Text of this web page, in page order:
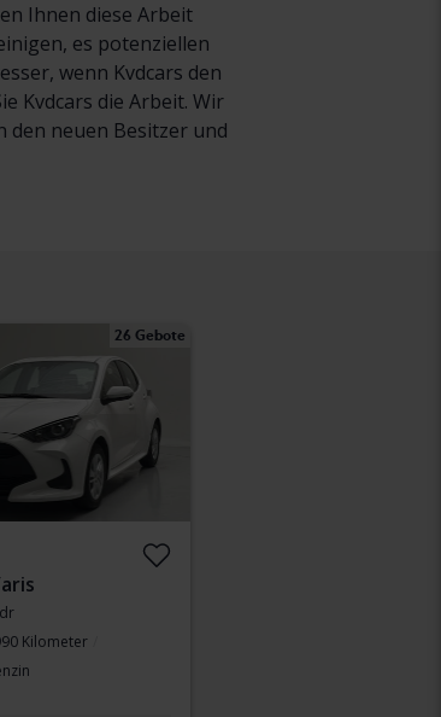
Ihnen diese Arbeit
es potenziellen
wenn Kvdcars den
Kvdcars die Arbeit. Wir
neuen Besitzer und
26 Gebote
Kilometer